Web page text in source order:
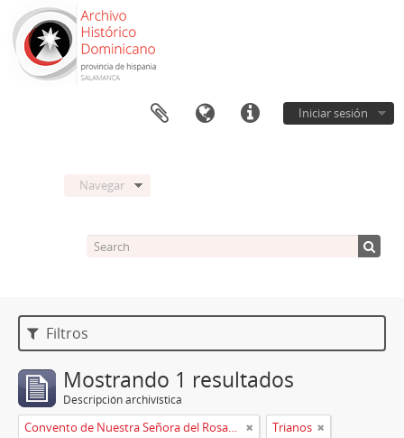
Iniciar sesión
Navegar
Filtros
Mostrando 1 resultados
Descripción archivística
Convento de Nuestra Señora del Rosario de Oviedo Trianos